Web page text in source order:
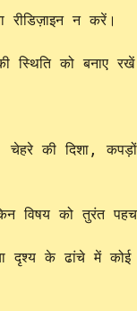
रीडिज़ाइन न करें।
स्थिति को बनाए
चेहरे की दिशा,
विषय को तुरंत
दृश्य के ढांचे में